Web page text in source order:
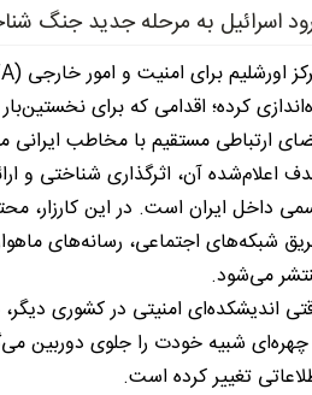
اسرائیل به مرحله جدید جنگ
کرده؛ اقدامی که برای
ارتباطی مستقیم با مخاطب ایرانی
اعلام‌شده آن، اثرگذاری شناختی و
داخل ایران است. در این کارزار،
شبکه‌های اجتماعی، رسانه‌های
می‌شود.
اندیشکده‌ای امنیتی در کشوری
شبیه خودت را جلوی دوربین
تغییر کرده است.